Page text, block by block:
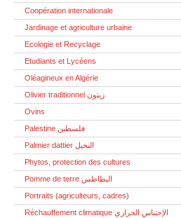
Coopération internationale
Jardinage et agriculture urbaine
Ecologie et Recyclage
Etudiants et Lycéens
Oléagineux en Algérie
Olivier traditionnel زيتون
Ovins
Palestine فلسطين
Palmier dattier النخيل
Phytos, protection des cultures
Pomme de terre البطاطس
Portraits (agriculteurs, cadres)
Réchauffement climatique الإحتباس الحراري